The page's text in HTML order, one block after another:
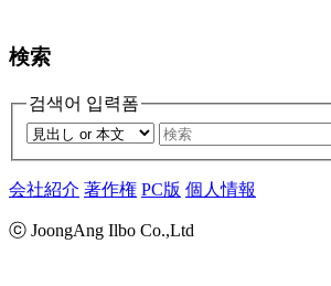
検索
검색어 입력폼
会社紹介 著作権 PC版 個人情報
ⓒ JoongAng Ilbo Co.,Ltd